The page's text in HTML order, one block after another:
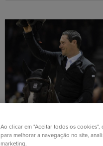
Ao clicar em "Aceitar todos os
para melhorar a navegação no site,
marketing.